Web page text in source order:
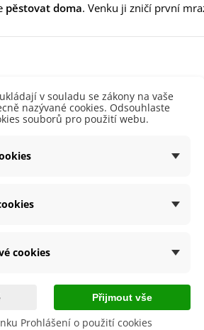
pěstovat doma. Venku ji zničí první
v souladu se zákony na vaše
nazývané cookies. Odsouhlaste
souborů pro použití webu.
cookies
Přijmout vše
Prohlášení o použití cookies